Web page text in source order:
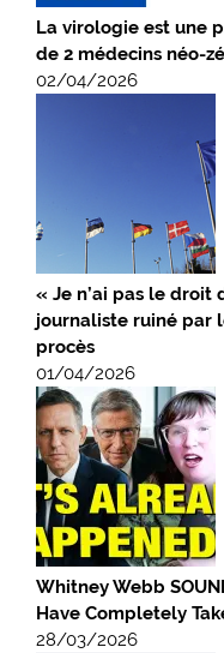
La virologie est une
de 2 médecins néo-
02/04/2026
« Je n’ai pas le droit
journaliste ruiné par
procès
01/04/2026
Whitney Webb
Have Completely
28/03/2026